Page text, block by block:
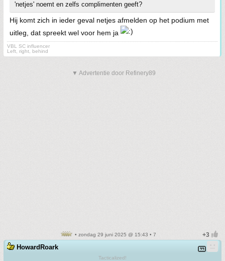
'netjes' noemt en zelfs complimenten geeft?
Hij komt zich in ieder geval netjes afmelden op het podium met
uitleg, dat spreekt wel voor hem ja
VBL SC influencer
Left, right, behind
▼ Advertentie door Refinery89
• zondag 29 juni 2025 @ 15:43 • 7
HowardRoark
Tacticalized!